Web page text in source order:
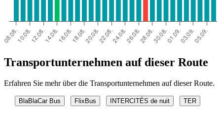
Transportunternehmen auf dieser Route
Erfahren Sie mehr über die Transportunternehmen auf dieser Route.
BlaBlaCar Bus FlixBus INTERCITÉS de nuit TER